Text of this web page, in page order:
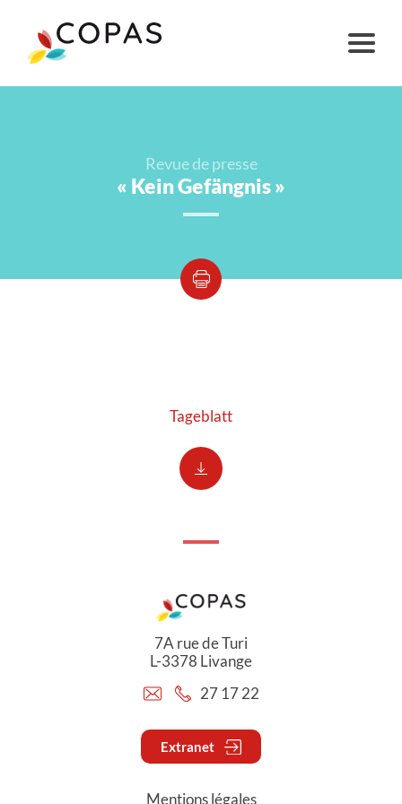
Revue de presse
« Kein Gefängnis »
Tageblatt
7A rue de Turi
L-3378 Livange
27 17 22
Extranet
Mentions légales